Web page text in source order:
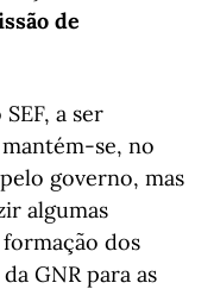
de
a ser
mantém-se, no
governo, mas
algumas
dos
GNR para as